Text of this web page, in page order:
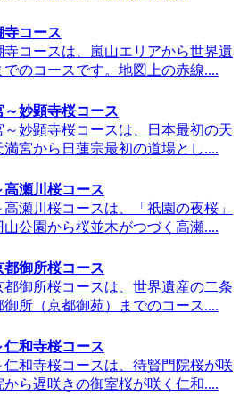
寺コース
寺コースは、嵐山エリアから世界遺
でのコースです。地図上の赤線....
～妙顕寺桜コース
～妙顕寺桜コースは、日本最初の天
宮から日蓮宗最初の道場とし....
高瀬川桜コース
高瀬川桜コースは、「祇園の夜桜」
山公園から桜並木がつづく高瀬....
都御所桜コース
都御所桜コースは、世界遺産の二条
所（京都御苑）までのコース....
仁和寺桜コース
仁和寺桜コースは、待賢門院桜が咲
から遅咲きの御室桜が咲く仁和....